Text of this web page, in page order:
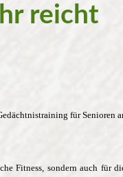
reicht
für Senioren
Fitness, sondern auch für